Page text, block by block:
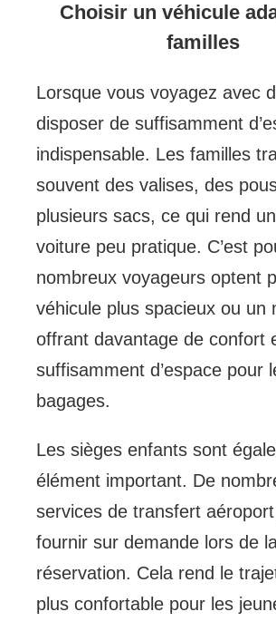
Choisir un véhicule
familles
Lorsque vous voyagez avec
disposer de suffisamment
indispensable. Les familles
souvent des valises, des
plusieurs sacs, ce qui rend
voiture peu pratique. C’est
nombreux voyageurs optent
véhicule plus spacieux ou un
offrant davantage de confort
suffisamment d’espace pour
bagages.
Les sièges enfants sont
élément important. De
services de transfert
fournir sur demande lors de
réservation. Cela rend le
plus confortable pour les